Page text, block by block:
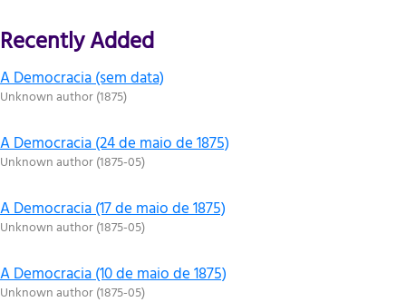
Recently Added
A Democracia (sem data)
Unknown author(1875)
A Democracia (24 de maio de 1875)
Unknown author(1875-05)
A Democracia (17 de maio de 1875)
Unknown author(1875-05)
A Democracia (10 de maio de 1875)
Unknown author(1875-05)